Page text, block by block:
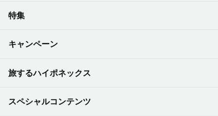
特集
キャンペーン
旅するハイポネックス
スペシャルコンテンツ